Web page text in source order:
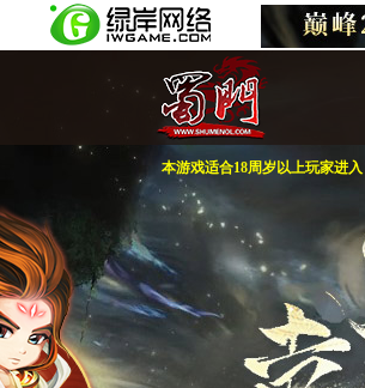
本游戏适合18周岁以上玩家进入